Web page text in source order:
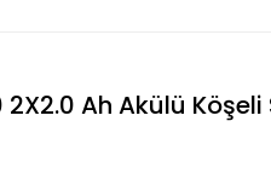
Ah Akülü Köşeli